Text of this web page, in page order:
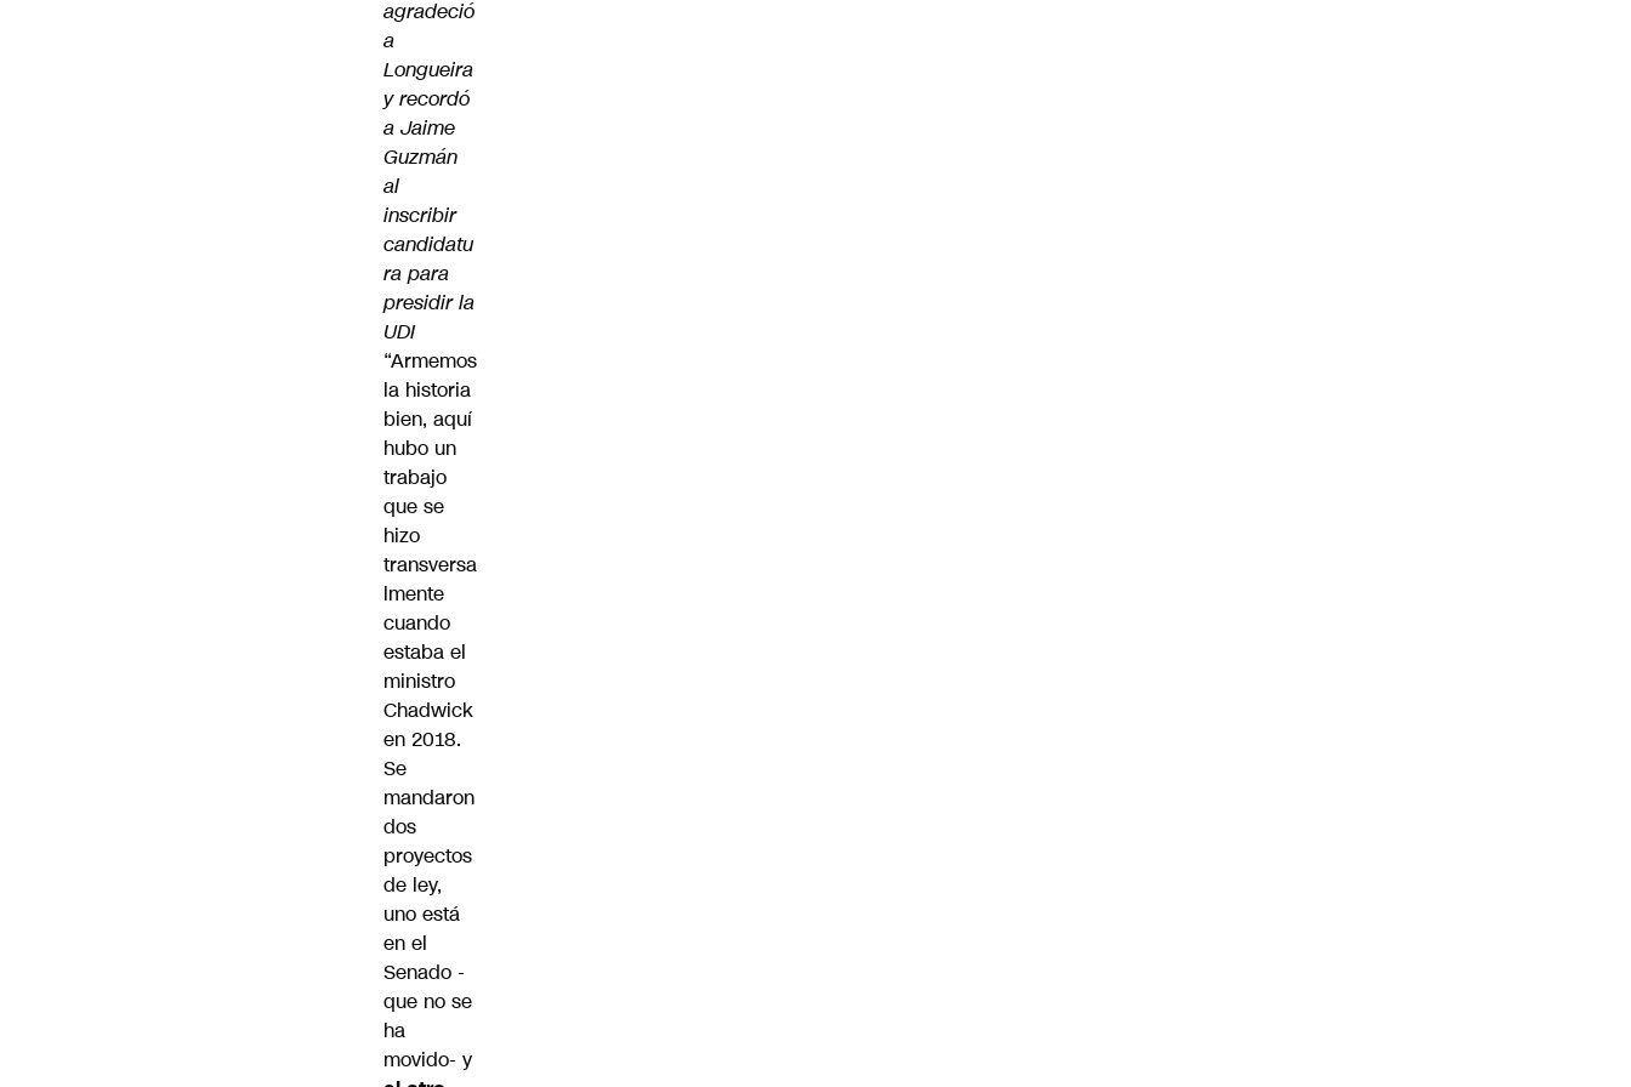
agradeció
a
Longueira
y recordó
a Jaime
Guzmán
al
inscribir
candidatu
ra para
presidir la
UDI
“Armemos
la historia
bien, aquí
hubo un
trabajo
que se
hizo
transversa
lmente
cuando
estaba el
ministro
Chadwick
en 2018.
Se
mandaron
dos
proyectos
de ley,
uno está
en el
Senado -
que no se
ha
movido- y